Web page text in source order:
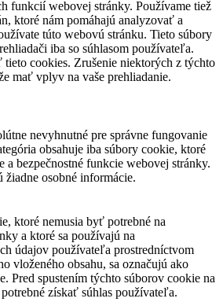
funkcií webovej stránky. Používame tiež
ktoré nám pomáhajú analyzovať a
túto webovú stránku. Tieto súbory
iba so súhlasom používateľa.
cookies. Zrušenie niektorých z týchto
mať vplyv na vaše prehliadanie.
nevyhnutné pre správne fungovanie
obsahuje iba súbory cookie, ktoré
a bezpečnostné funkcie webovej stránky.
žiadne osobné informácie.
ktoré nemusia byť potrebné na
a ktoré sa používajú na
údajov používateľa prostredníctvom
vloženého obsahu, sa označujú ako
Pred spustením týchto súborov cookie na
získať súhlas používateľa.